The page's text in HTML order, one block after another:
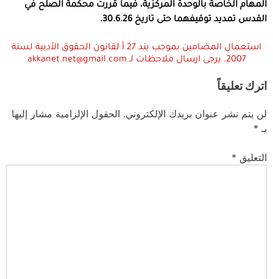
المهام الخاصة بالوحدة المركزية، فيما قررت محكمة الصلح في
القدس تمديد توقيفهما حتى تاريخ 30.6.26.
استعمال المضامين بموجب بند 27 أ لقانون الحقوق الأدبية لسنة
2007. يرجى ارسال ملاحظات لـ akkanet.net@gmail.com
اترك تعليقاً
لن يتم نشر عنوان بريدك الإلكتروني. الحقول الإلزامية مشار إليها
بـ *
التعليق *